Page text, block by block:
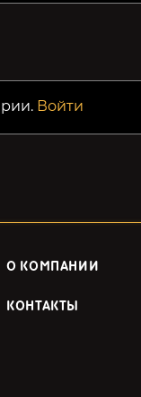
Войти
О КОМПАНИИ
КОНТАКТЫ